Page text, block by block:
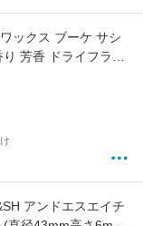
ックス ブーケ サシ
芳香 ドライフラワ
い ハンドメイド 壁
ション 寝室 リビン
インテリア雑貨 小
アンドエスエイチ